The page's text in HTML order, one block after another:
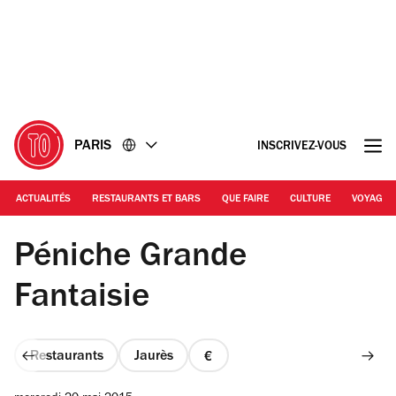
PARIS INSCRIVEZ-VOUS
ACTUALITÉS RESTAURANTS ET BARS QUE FAIRE CULTURE VOYAGE
©Vincent Pflieger
Péniche Grande
Fantaisie
Restaurants Jaurès
prix